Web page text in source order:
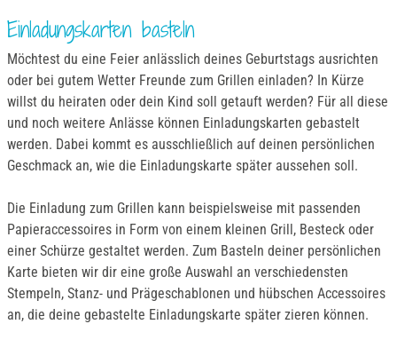
Einladungskarten basteln
Möchtest du eine Feier anlässlich deines Geburtstags ausrichten
oder bei gutem Wetter Freunde zum Grillen einladen? In Kürze
willst du heiraten oder dein Kind soll getauft werden? Für all diese
und noch weitere Anlässe können Einladungskarten gebastelt
werden. Dabei kommt es ausschließlich auf deinen persönlichen
Geschmack an, wie die Einladungskarte später aussehen soll.
Die Einladung zum Grillen kann beispielsweise mit passenden
Papieraccessoires in Form von einem kleinen Grill, Besteck oder
einer Schürze gestaltet werden. Zum Basteln deiner persönlichen
Karte bieten wir dir eine große Auswahl an verschiedensten
Stempeln, Stanz- und Prägeschablonen und hübschen Accessoires
an, die deine gebastelte Einladungskarte später zieren können.